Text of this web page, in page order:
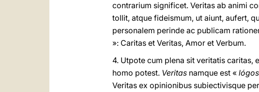
contrarium significet. Veritas ab animi
tollit, atque fideismum, ut aiunt, aufert,
personalem perinde ac publicam
»: Caritas et Veritas, Amor et Verbum.
4. Utpote cum plena sit veritatis caritas,
homo potest. Veritas namque est « lógos
Veritas ex opinionibus subiectivisque